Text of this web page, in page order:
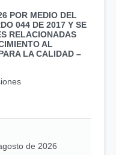
POR MEDIO DEL
044 DE 2017 Y SE
RELACIONADAS
AL
LA CALIDAD –
de 2026